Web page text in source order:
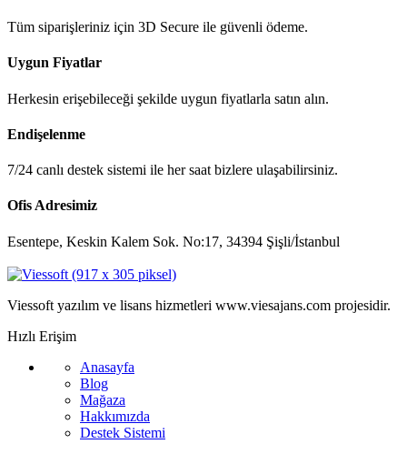
Tüm siparişleriniz için 3D Secure ile güvenli ödeme.
Uygun Fiyatlar
Herkesin erişebileceği şekilde uygun fiyatlarla satın alın.
Endişelenme
7/24 canlı destek sistemi ile her saat bizlere ulaşabilirsiniz.
Ofis Adresimiz
Esentepe, Keskin Kalem Sok. No:17, 34394 Şişli/İstanbul
Viessoft yazılım ve lisans hizmetleri www.viesajans.com projesidir.
Hızlı Erişim
Anasayfa
Blog
Mağaza
Hakkımızda
Destek Sistemi